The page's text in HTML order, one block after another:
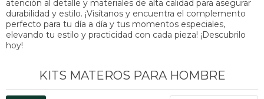
atención al detalle y materiales de alta calidad para asegurar
durabilidad y estilo. ¡Visítanos y encuentra el complemento
perfecto para tu día a día y tus momentos especiales,
elevando tu estilo y practicidad con cada pieza! ¡Descubrilo
hoy!
KITS MATEROS PARA HOMBRE